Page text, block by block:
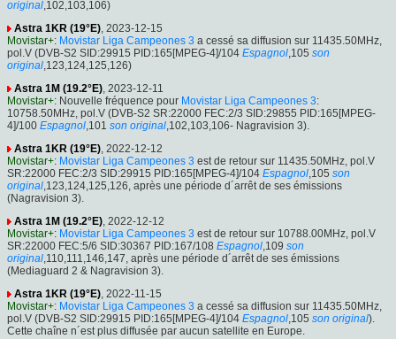
original,102,103,106)
Astra 1KR (19°E), 2023-12-15
Movistar+: Movistar Liga Campeones 3 a cessé sa diffusion sur 11435.50MHz,
pol.V (DVB-S2 SID:29915 PID:165[MPEG-4]/104 Espagnol,105 son
original,123,124,125,126)
Astra 1M (19.2°E), 2023-12-11
Movistar+: Nouvelle fréquence pour Movistar Liga Campeones 3:
10758.50MHz, pol.V (DVB-S2 SR:22000 FEC:2/3 SID:29855 PID:165[MPEG-
4]/100 Espagnol,101 son original,102,103,106- Nagravision 3).
Astra 1KR (19°E), 2022-12-12
Movistar+: Movistar Liga Campeones 3 est de retour sur 11435.50MHz, pol.V
SR:22000 FEC:2/3 SID:29915 PID:165[MPEG-4]/104 Espagnol,105 son
original,123,124,125,126, après une période d´arrêt de ses émissions
(Nagravision 3).
Astra 1M (19.2°E), 2022-12-12
Movistar+: Movistar Liga Campeones 3 est de retour sur 10788.00MHz, pol.V
SR:22000 FEC:5/6 SID:30367 PID:167/108 Espagnol,109 son
original,110,111,146,147, après une période d´arrêt de ses émissions
(Mediaguard 2 & Nagravision 3).
Astra 1KR (19°E), 2022-11-15
Movistar+: Movistar Liga Campeones 3 a cessé sa diffusion sur 11435.50MHz,
pol.V (DVB-S2 SID:29915 PID:165[MPEG-4]/104 Espagnol,105 son original).
Cette chaîne n´est plus diffusée par aucun satellite en Europe.